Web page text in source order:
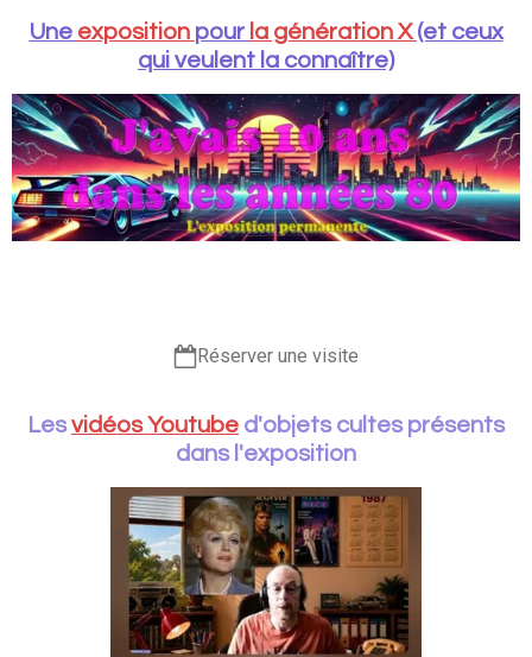
Une exposition pour la génération X (et ceux
qui veulent la connaître)
Réserver une visite
Lesvidéos Youtube d'objets cultes présents
dans l'exposition